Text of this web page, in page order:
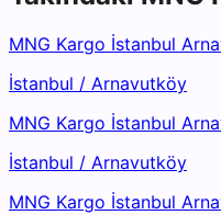
MNG Kargo İstanbul
İstanbul / Arnavutköy
MNG Kargo İstanbul
İstanbul / Arnavutköy
MNG Kargo İstanbul